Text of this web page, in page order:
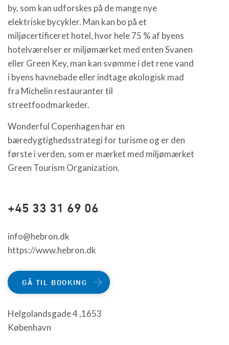
by, som kan udforskes på de mange nye
elektriske bycykler. Man kan bo på et
miljøcertificeret hotel, hvor hele 75 % af byens
hotelværelser er miljømærket med enten Svanen
eller Green Key, man kan svømme i det rene vand
i byens havnebade eller indtage økologisk mad
fra Michelin restauranter til
streetfoodmarkeder.
Wonderful Copenhagen har en
bæredygtighedsstrategi for turisme og er den
første i verden, som er mærket med miljømærket
Green Tourism Organization.
+45 33 31 69 06
info@hebron.dk
https://www.hebron.dk
GÅ TIL BOOKING
Helgolandsgade 4 ,1653
København